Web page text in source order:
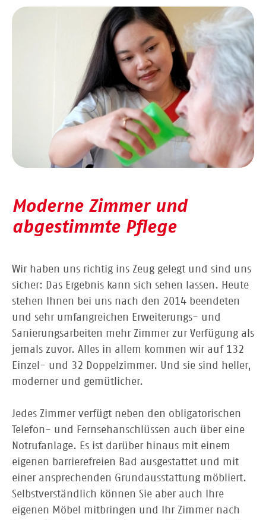
Moderne Zimmer und
abgestimmte Pflege
Wir haben uns richtig ins Zeug gelegt und sind uns
sicher: Das Ergebnis kann sich sehen lassen. Heute
stehen Ihnen bei uns nach den 2014 beendeten
und sehr umfangreichen Erweiterungs- und
Sanierungsarbeiten mehr Zimmer zur Verfügung als
jemals zuvor. Alles in allem kommen wir auf 132
Einzel- und 32 Doppelzimmer. Und sie sind heller,
moderner und gemütlicher.
Jedes Zimmer verfügt neben den obligatorischen
Telefon- und Fernsehanschlüssen auch über eine
Notrufanlage. Es ist ­darüber hinaus mit einem
eigenen barrierefreien Bad ausgestattet und mit
einer ansprechenden Grundausstattung möbliert.
Selbstverständlich können Sie aber auch Ihre
eigenen Möbel mitbringen und Ihr Zimmer nach